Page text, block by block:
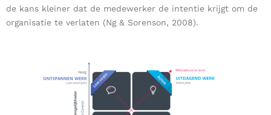
de kans kleiner dat de medewerker de intentie krijgt om de
organisatie te verlaten (Ng & Sorenson, 2008).